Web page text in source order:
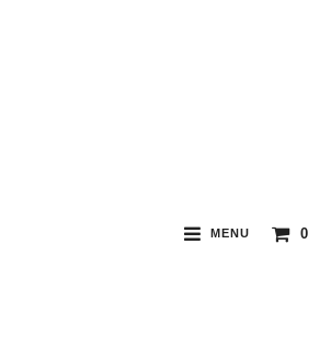
MENU 0